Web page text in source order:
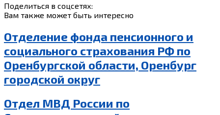
Поделиться в соцсетях:
Вам также может быть интересно
Отделение фонда пенсионного и
социального страхования РФ по
Оренбургской области, Оренбург
городской округ
Отдел МВД России по